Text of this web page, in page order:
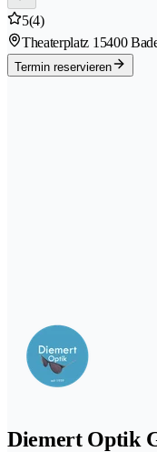
5(4)
Theaterplatz 1 5400
Termin reservieren
Diemert Optik